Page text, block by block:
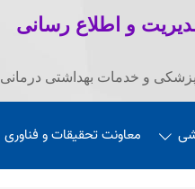
و اطلاع رسانی
و خدمات بهداشتی درمانی
معاونت تحقیقات و فناوری